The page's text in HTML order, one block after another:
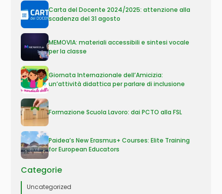
Carta del Docente 2024/2025: attenzione alla
scadenza del 31 agosto
MEMOVIA: materiali accessibili e sintesi vocale
per la classe
Giornata Internazionale dell’Amicizia:
un’attività didattica per parlare di inclusione
Formazione Scuola Lavoro: dai PCTO alla FSL
Paidea’s New Erasmus+ Courses: Elite Training
for European Educators
Categorie
Uncategorized